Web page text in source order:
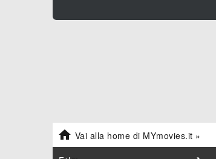
 Vai alla home di MYmovies.it »